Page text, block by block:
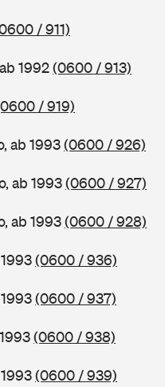
/ 911)
1992(0600 / 913)
/ 919)
ab 1993(0600 / 926)
ab 1993(0600 / 927)
ab 1993(0600 / 928)
(0600 / 936)
(0600 / 937)
(0600 / 938)
(0600 / 939)